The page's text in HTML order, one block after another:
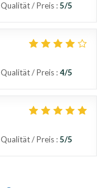
Qualität / Preis :5/5
Qualität / Preis :4/5
Qualität / Preis :5/5